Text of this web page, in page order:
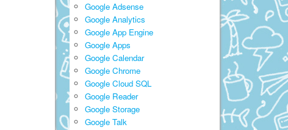
Google Adsense
Google Analytics
Google App Engine
Google Apps
Google Calendar
Google Chrome
Google Cloud SQL
Google Reader
Google Storage
Google Talk